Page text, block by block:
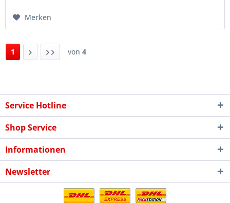
Merken
1 von 4
Service Hotline
Shop Service
Informationen
Newsletter